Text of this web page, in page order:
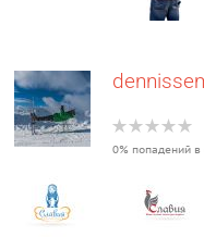
0% попадений